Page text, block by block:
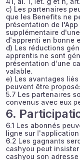
c) Les partenaires
que les Benefits ne
présentation de
supplémentaire
d'apprenti en bonne
d) Les réductions
apprentis ne sont
présentation d'une
valable.
e) Les avantages
peuvent être
5.7 Les partenaires
convenus avec eux
6.
6.1 Les abonnés
ligne sur
6.2 Les gagnants
cashyou peut
cashyou son